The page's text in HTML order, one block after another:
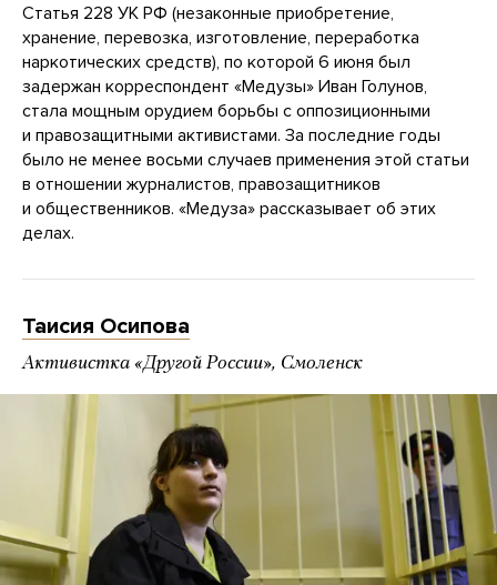
Статья 228 УК РФ (незаконные приобретение,
хранение, перевозка, изготовление, переработка
наркотических средств), по которой 6 июня был
задержан корреспондент «Медузы» Иван Голунов,
стала мощным орудием борьбы с оппозиционными
и правозащитными активистами. За последние годы
было не менее восьми случаев применения этой статьи
в отношении журналистов, правозащитников
и общественников. «Медуза» рассказывает об этих
делах.
Таисия Осипова
Активистка «Другой России», Смоленск